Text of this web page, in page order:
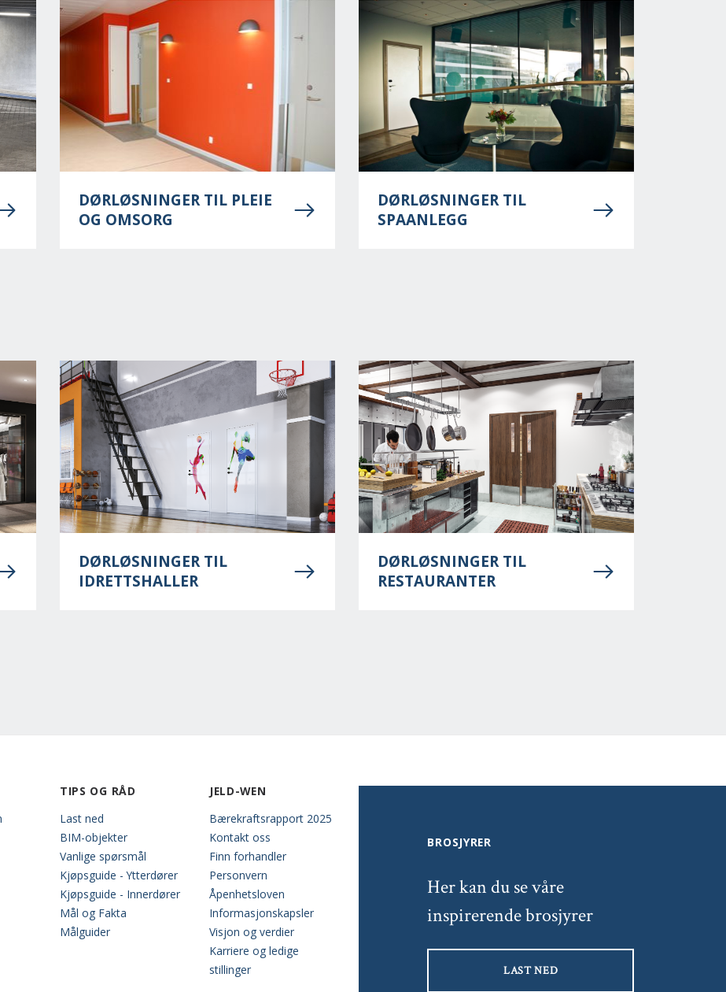
DØRLØSNINGER TIL PLEIE
OG OMSORG
DØRLØSNINGER TIL
SPAANLEGG
DØRLØSNINGER TIL
IDRETTSHALLER
DØRLØSNINGER TIL
RESTAURANTER
TIPS OG RÅD
Last ned
BIM-objekter
Vanlige spørsmål
Kjøpsguide - Ytterdører
Kjøpsguide - Innerdører
Mål og Fakta
Målguider
JELD-WEN
Bærekraftsrapport 2025
Kontakt oss
Finn forhandler
Personvern
Åpenhetsloven
Informasjonskapsler
Visjon og verdier
Karriere og ledige
stillinger
BROSJYRER
Her kan du se våre
inspirerende brosjyrer
LAST NED